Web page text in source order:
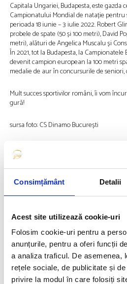
Consimțământ Detalii
Acest site utilizează cookie-uri
Folosim cookie-uri pentru a
anunțurile, pentru a oferi funcții
a analiza traficul. De asemenea,
rețele sociale, de publicitate și
privire la modul în care folosiți
Capitala Ungariei, Budapesta, este gazda
Campionatului Mondial de natație pentru
perioada 18 iunie – 3 iulie 2022. Robert
probele de spate (50 și 100 metri), David
metri), alături de Angelica Muscalu și
În 2021, tot la Budapesta, la
devenit campion european la 100 metri
medalie de aur în concursurile de seniori,
Mult succes sportivilor români, îi vom
gură!
sursa foto: CS Dinamo București
Articolul precedent
ROMÂNIEI S-A CALIFICAT ÎN
SEMIFINALELE GOLDEN
FUELLED BY